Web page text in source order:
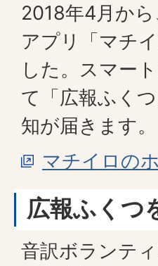
2018年4月か
アプリ「マチ
した。スマー
て「広報ふく
知が届きます。
マチイロの
広報ふくつ
音訳ボランテ